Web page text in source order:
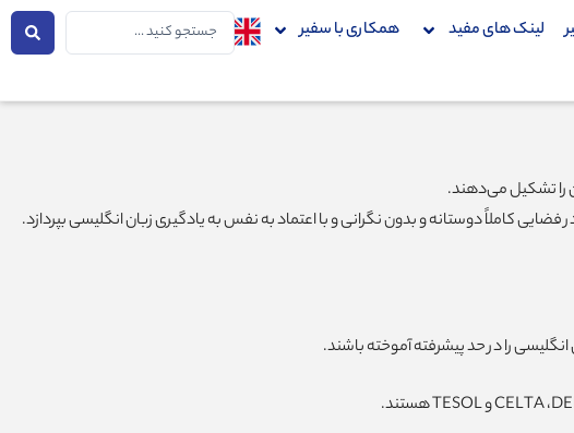
لینک های مفید
همکاری با سفیر
جستجو
...
را تشکیل می‌دهند.
کاملاً دوستانه و بدون نگرانی و با اعتماد به نفس به یادگیری زبان انگلیسی بپردازد.
را در حد پیشرفته آموخته باشند.